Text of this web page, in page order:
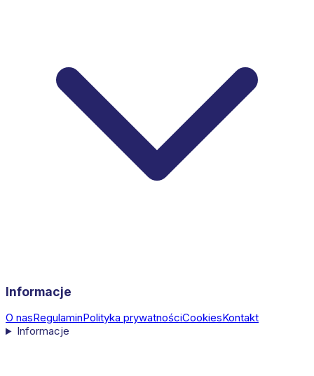
Informacje
O nasRegulaminPolityka prywatnościCookiesKontakt
Informacje